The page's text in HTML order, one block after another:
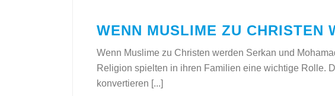
WENN MUSLIME ZU CHRISTEN
Wenn Muslime zu Christen werden Serkan und
Religion spielten in ihren Familien eine wichtige Rolle.
konvertieren [...]